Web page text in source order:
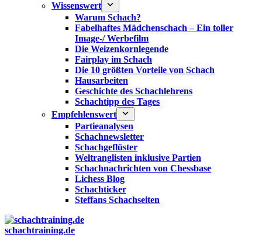
Wissenswert
Warum Schach?
Fabelhaftes Mädchenschach – Ein toller
Image-/ Werbefilm
Die Weizenkornlegende
Fairplay im Schach
Die 10 größten Vorteile von Schach‎
Hausarbeiten
Geschichte des Schachlehrens
Schachtipp des Tages
Empfehlenswert
Partieanalysen
Schachnewsletter
Schachgeflüster
Weltranglisten inklusive Partien
Schachnachrichten von Chessbase
Lichess Blog
Schachticker
Steffans Schachseiten
schachtraining.de